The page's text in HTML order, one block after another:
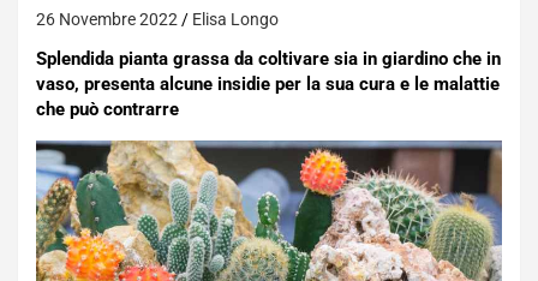
26 Novembre 2022 Elisa Longo
Splendida pianta grassa da coltivare sia in giardino che in
vaso, presenta alcune insidie per la sua cura e le malattie
che può contrarre